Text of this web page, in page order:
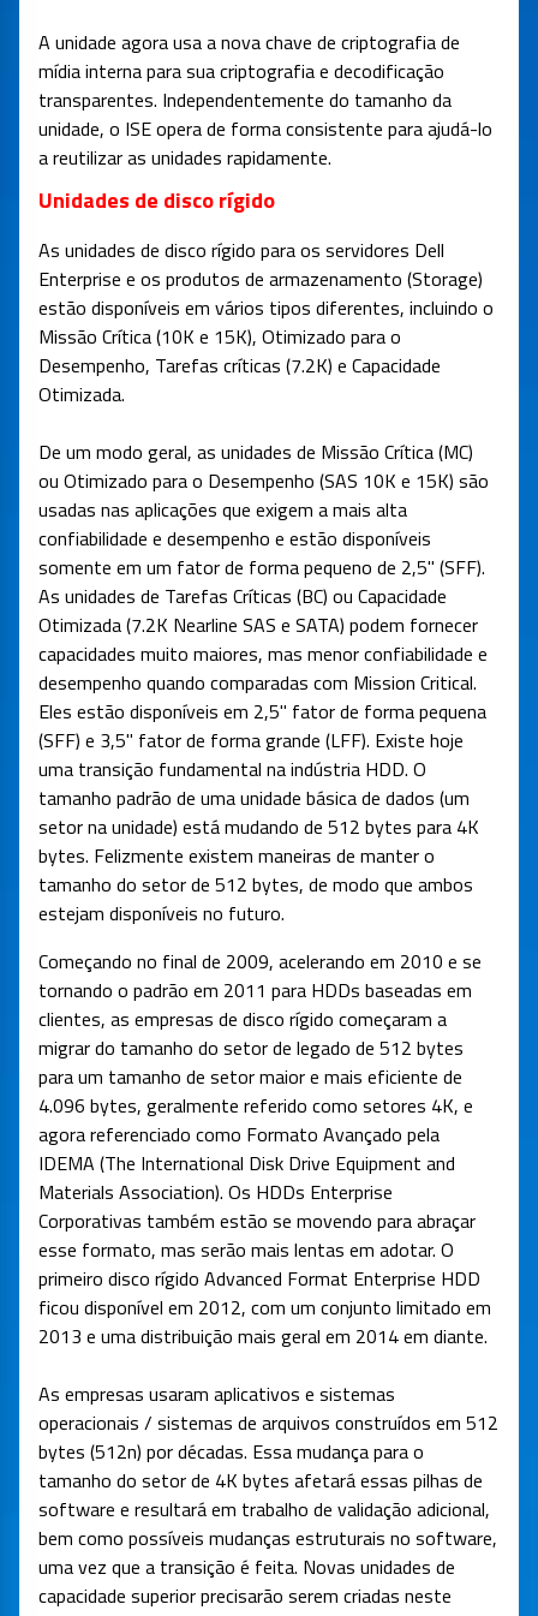
A unidade agora usa a nova chave de criptografia de
mídia interna para sua criptografia e decodificação
transparentes. Independentemente do tamanho da
unidade, o ISE opera de forma consistente para ajudá-lo
a reutilizar as unidades rapidamente.
Unidades de disco rígido
As unidades de disco rígido para os servidores Dell
Enterprise e os produtos de armazenamento (Storage)
estão disponíveis em vários tipos diferentes, incluindo o
Missão Crítica (10K e 15K), Otimizado para o
Desempenho, Tarefas críticas (7.2K) e Capacidade
Otimizada.
De um modo geral, as unidades de Missão Crítica (MC)
ou Otimizado para o Desempenho (SAS 10K e 15K) são
usadas nas aplicações que exigem a mais alta
confiabilidade e desempenho e estão disponíveis
somente em um fator de forma pequeno de 2,5" (SFF).
As unidades de Tarefas Críticas (BC) ou Capacidade
Otimizada (7.2K Nearline SAS e SATA) podem fornecer
capacidades muito maiores, mas menor confiabilidade e
desempenho quando comparadas com Mission Critical.
Eles estão disponíveis em 2,5" fator de forma pequena
(SFF) e 3,5" fator de forma grande (LFF). Existe hoje
uma transição fundamental na indústria HDD. O
tamanho padrão de uma unidade básica de dados (um
setor na unidade) está mudando de 512 bytes para 4K
bytes. Felizmente existem maneiras de manter o
tamanho do setor de 512 bytes, de modo que ambos
estejam disponíveis no futuro.
Começando no final de 2009, acelerando em 2010 e se
tornando o padrão em 2011 para HDDs baseadas em
clientes, as empresas de disco rígido começaram a
migrar do tamanho do setor de legado de 512 bytes
para um tamanho de setor maior e mais eficiente de
4.096 bytes, geralmente referido como setores 4K, e
agora referenciado como Formato Avançado pela
IDEMA (The International Disk Drive Equipment and
Materials Association). Os HDDs Enterprise
Corporativas também estão se movendo para abraçar
esse formato, mas serão mais lentas em adotar. O
primeiro disco rígido Advanced Format Enterprise HDD
ficou disponível em 2012, com um conjunto limitado em
2013 e uma distribuição mais geral em 2014 em diante.
As empresas usaram aplicativos e sistemas
operacionais / sistemas de arquivos construídos em 512
bytes (512n) por décadas. Essa mudança para o
tamanho do setor de 4K bytes afetará essas pilhas de
software e resultará em trabalho de validação adicional,
bem como possíveis mudanças estruturais no software,
uma vez que a transição é feita. Novas unidades de
capacidade superior precisarão serem criadas neste